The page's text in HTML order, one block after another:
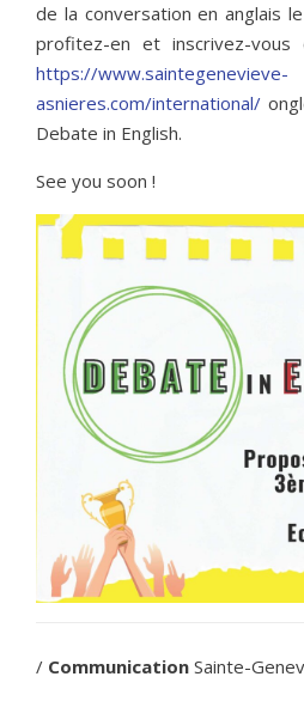
de la conversation en anglais
profitez-en et inscrivez-
https://www.saintegenevieve-
asnieres.com/international/
Debate in English.
See you soon !
/ Communication Sainte-